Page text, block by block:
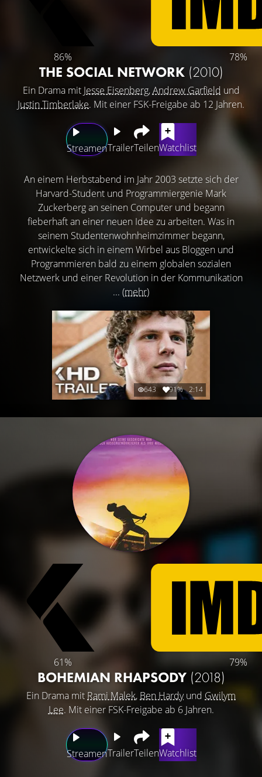
86% 78%
THE SOCIAL NETWORK (2010)
Ein Drama mit Jesse Eisenberg,Andrew Garfield und
Justin Timberlake. Mit einer FSK-Freigabe ab 12 Jahren.
StreamenTrailerTeilenWatchlist
An einem Herbstabend im Jahr 2003 setzte sich der
Harvard-Student und Programmiergenie Mark
Zuckerberg an seinen Computer und begann
fieberhaft an einer neuen Idee zu arbeiten. Was in
seinem Studentenwohnheimzimmer begann,
entwickelte sich in einem Wirbel aus Bloggen und
Programmieren bald zu einem globalen sozialen
Netzwerk und einer Revolution in der Kommunikation
... (mehr)
643 91% 2:14
61% 79%
BOHEMIAN RHAPSODY (2018)
Ein Drama mit Rami Malek, Ben Hardyund Gwilym
Lee. Mit einer FSK-Freigabe ab 6 Jahren.
StreamenTrailerTeilenWatchlist